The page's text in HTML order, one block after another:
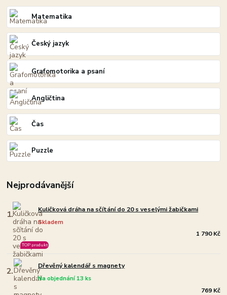
Matematika
Český jazyk
Grafomotorika a psaní
Angličtina
Čas
Puzzle
Nejprodávanější
1. Kuličková dráha na sčítání do 20 s veselými žabičkami
Skladem
TOP produkt
1 790 Kč
2. Dřevěný kalendář s magnety
Na objednání 13 ks
769 Kč